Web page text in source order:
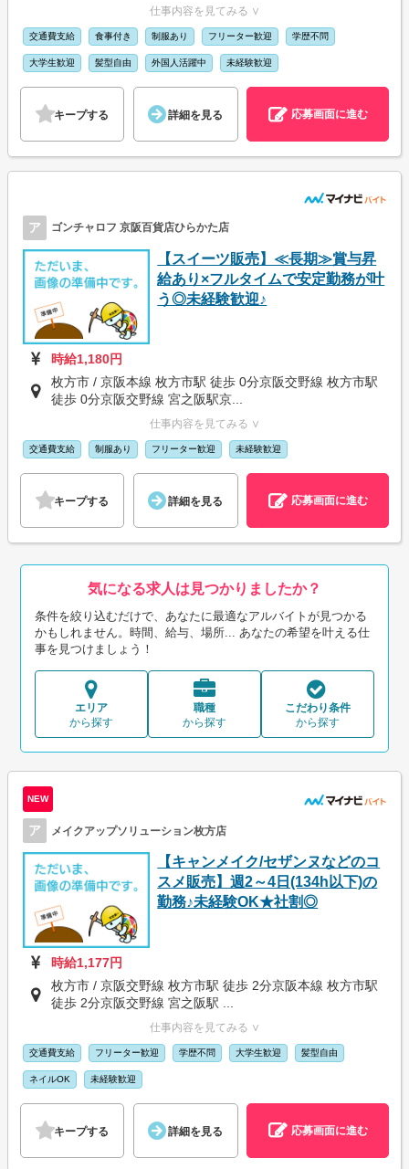
仕事内容を見てみる ∨
交通費支給 食事付き 制服あり フリーター歓迎 学歴不問
大学生歓迎 髪型自由 外国人活躍中 未経験歓迎
キープする 詳細を見る 応募画面に進む
ア ゴンチャロフ 京阪百貨店ひらかた店
【スイーツ販売】≪長期≫賞与昇
給あり×フルタイムで安定勤務が叶
う◎未経験歓迎♪
時給1,180円
枚方市 / 京阪本線 枚方市駅 徒歩 0分京阪交野線 枚方市駅
徒歩 0分京阪交野線 宮之阪駅京...
仕事内容を見てみる ∨
交通費支給 制服あり フリーター歓迎 未経験歓迎
キープする 詳細を見る 応募画面に進む
気になる求人は見つかりましたか？
条件を絞り込むだけで、あなたに最適なアルバイトが見つかる
かもしれません。時間、給与、場所... あなたの希望を叶える仕
事を見つけましょう！
エリア
から探す
職種
から探す
こだわり条件
から探す
NEW
ア メイクアップソリューション枚方店
【キャンメイク/セザンヌなどのコ
スメ販売】週2～4日(134h以下)の
勤務♪未経験OK★社割◎
時給1,177円
枚方市 / 京阪交野線 枚方市駅 徒歩 2分京阪本線 枚方市駅
徒歩 2分京阪交野線 宮之阪駅 ...
仕事内容を見てみる ∨
交通費支給 フリーター歓迎 学歴不問 大学生歓迎 髪型自由
ネイルOK 未経験歓迎
キープする 詳細を見る 応募画面に進む